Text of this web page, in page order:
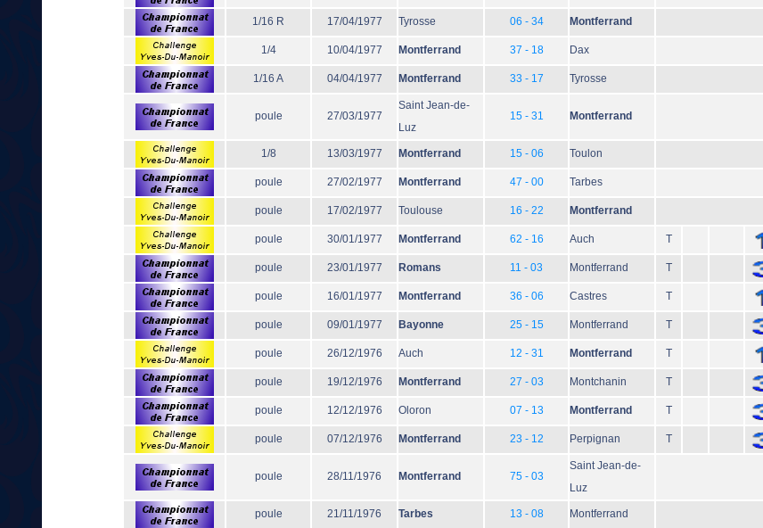
1/16 R 17/04/1977 Tyrosse 06 - 34 Montferrand
1/4 10/04/1977 Montferrand 37 - 18 Dax
1/16 A 04/04/1977 Montferrand 33 - 17 Tyrosse
poule 27/03/1977
Saint Jean-de-
Luz
15 - 31 Montferrand
1/8 13/03/1977 Montferrand 15 - 06 Toulon
poule 27/02/1977 Montferrand 47 - 00 Tarbes
poule 17/02/1977 Toulouse 16 - 22 Montferrand
poule 30/01/1977 Montferrand 62 - 16 Auch T
poule 23/01/1977 Romans 11 - 03 Montferrand T
poule 16/01/1977 Montferrand 36 - 06 Castres T
poule 09/01/1977 Bayonne 25 - 15 Montferrand T
poule 26/12/1976 Auch 12 - 31 Montferrand T
poule 19/12/1976 Montferrand 27 - 03 Montchanin T
poule 12/12/1976 Oloron 07 - 13 Montferrand T
poule 07/12/1976 Montferrand 23 - 12 Perpignan T
poule 28/11/1976 Montferrand 75 - 03
Saint Jean-de-
Luz
poule 21/11/1976 Tarbes 13 - 08 Montferrand